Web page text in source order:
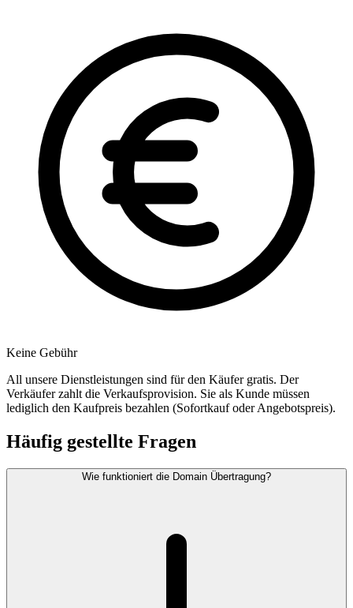
Keine Gebühr
All unsere Dienstleistungen sind für den Käufer gratis. Der
Verkäufer zahlt die Verkaufsprovision. Sie als Kunde müssen
lediglich den Kaufpreis bezahlen (Sofortkauf oder Angebotspreis).
Häufig gestellte Fragen
Wie funktioniert die Domain Übertragung?